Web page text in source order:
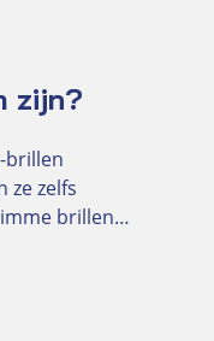
zijn?
brillen
ze zelfs
brillen…